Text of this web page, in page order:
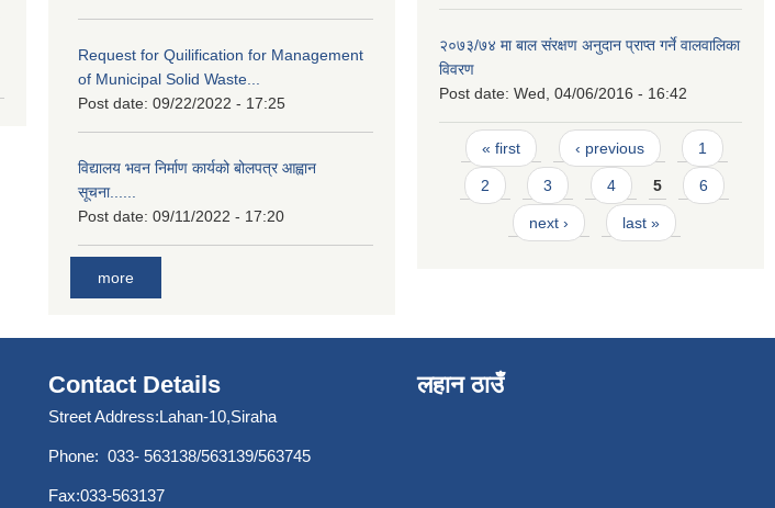
Request for Quilification for Management
of Municipal Solid Waste...
Post date: 09/22/2022 - 17:25
विद्यालय भवन निर्माण कार्यको बोलपत्र आह्वान
सूचना......
Post date: 09/11/2022 - 17:20
more
२०७३/७४ मा बाल संरक्षण अनुदान प्राप्त गर्ने वालवालिका
विवरण
Post date: Wed, 04/06/2016 - 16:42
Pages
« first ‹ previous 1
2 3 4 5 6
next › last »
Contact Details
Street Address:Lahan-10,Siraha
Phone: 033- 563138/563139/563745
Fax:033-563137
लहान ठाउँ